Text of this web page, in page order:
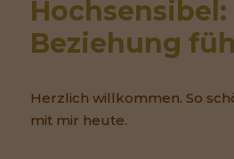
Beziehung
Herzlich willkommen. So
mit mir heute.